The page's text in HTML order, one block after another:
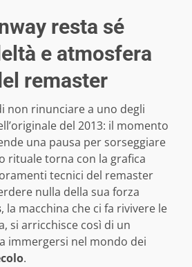
resta sé
e atmosfera
remaster
non rinunciare a uno degli
del 2013: il momento
una pausa per sorseggiare
rituale torna con la grafica
tecnici del remaster
nulla della sua forza
, la macchina che ci fa rivivere le
si arricchisce così di un
immergersi nel mondo dei
.